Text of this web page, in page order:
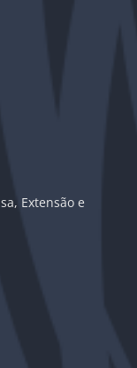
Extensão e